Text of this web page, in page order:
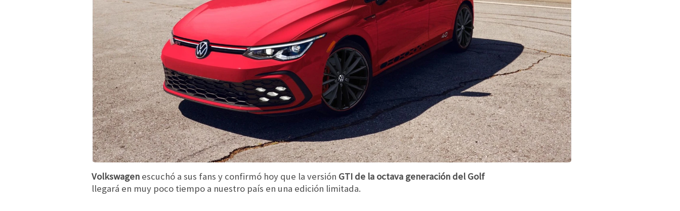
Volkswagen escuchó a sus fans y confirmó hoy que la versión GTI de la octava generación del Golf
llegará en muy poco tiempo a nuestro país en una edición limitada.